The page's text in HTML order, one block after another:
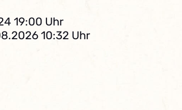
19:00 Uhr
10:32 Uhr